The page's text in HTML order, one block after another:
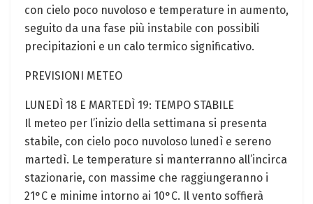
con cielo poco nuvoloso e temperature in aumento,
seguito da una fase più instabile con possibili
precipitazioni e un calo termico significativo.
PREVISIONI METEO
LUNEDÌ 18 E MARTEDÌ 19: TEMPO STABILE
Il meteo per l’inizio della settimana si presenta
stabile, con cielo poco nuvoloso lunedì e sereno
martedì. Le temperature si manterranno all’incirca
stazionarie, con massime che raggiungeranno i
21°C e minime intorno ai 10°C. Il vento soffierà